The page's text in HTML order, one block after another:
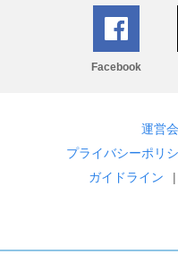
Facebook
運営
プライバシーポリ
ガイドライン
|